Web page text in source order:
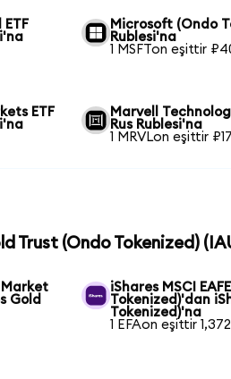
Microsoft (Ondo
Rublesi'na
1 MSFTon eşittir
ETF
Marvell
Rus Rublesi'na
1 MRVLon eşittir
Trust (Ondo Tokenized)
Market
Gold
iShares MSCI
Tokenized)'dan
Tokenized)'na
1 EFAon eşittir